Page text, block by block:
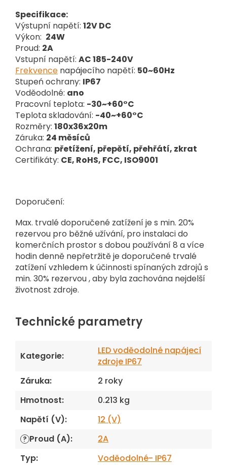
Specifikace:
Výstupní napětí: 12V DC
Výkon: 24W
Proud: 2A
Vstupní napětí: AC 185-240V
Frekvence napájecího napětí: 50~60Hz
Stupeń ochrany: IP67
Voděodolné: ano
Pracovní teplota: -30~+60°C
Teplota skladování: -40~+60°C
Rozměry: 180x36x20m
Záruka: 24 měsíců
Ochrana: přetížení, přepětí, přehřátí, zkrat
Certifikáty: CE, RoHS, FCC, ISO9001
Doporučení:
Max. trvalé doporučené zatížení je s min. 20%
rezervou pro běžné užívání, pro instalaci do
komerčních prostor s dobou používání 8 a více
hodin denně nepřetržitě je doporučené trvalé
zatížení vzhledem k účinnosti spínaných zdrojů s
min. 30% rezervou , aby byla zachována nejdelší
životnost zdroje.
Technické parametry
Kategorie:
LED voděodolné napájecí
zdroje IP67
Záruka:
2 roky
Hmotnost:
0.213 kg
Napětí (V): 12 (V)
? Proud (A):
2A
Typ: Voděodolné- IP67